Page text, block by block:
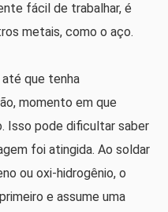
fácil de trabalhar, é
metais, como o aço.
até que tenha
momento em que
Isso pode dificultar saber
foi atingida. Ao soldar
ou oxi-hidrogênio, o
e assume uma